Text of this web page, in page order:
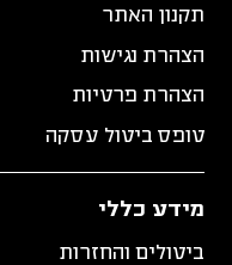
תקנון האתר
הצהרת נגישות
הצהרת פרטיות
טופס ביטול עסקה
מידע כללי
ביטולים והחזרות